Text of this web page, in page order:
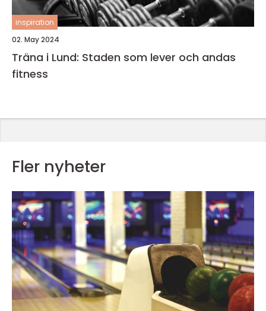
inspiration
02. May 2024
Träna i Lund: Staden som lever och andas
fitness
Fler nyheter